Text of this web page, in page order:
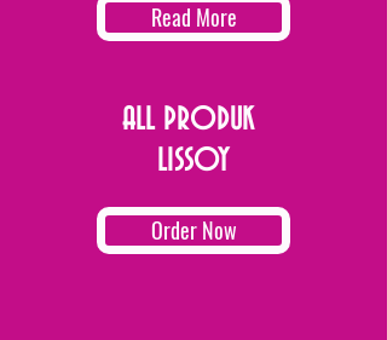
Read More
ALL PRODUK
LISSOY
Order Now